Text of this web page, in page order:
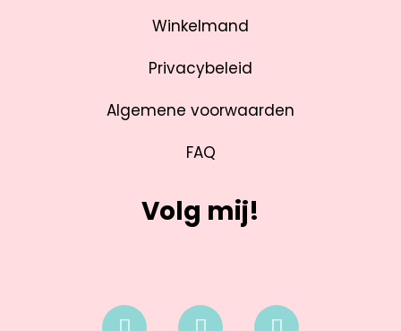
Winkelmand
Privacybeleid
Algemene voorwaarden
FAQ
Volg mij!